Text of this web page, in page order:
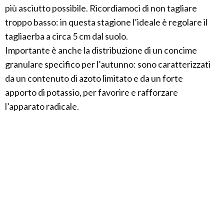
più asciutto possibile. Ricordiamoci di non tagliare
troppo basso: in questa stagione l’ideale è regolare il
tagliaerba a circa 5 cm dal suolo.
Importante è anche la distribuzione di un concime
granulare specifico per l’autunno: sono caratterizzati
da un contenuto di azoto limitato e da un forte
apporto di potassio, per favorire e rafforzare
l’apparato radicale.